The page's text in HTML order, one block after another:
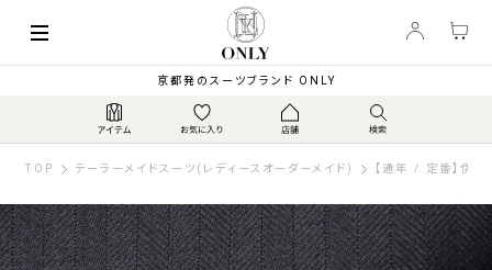
京都発のスーツブランド ONLY
TOP テーラーメイドスーツ(レディースオーダーメイド) 【通年 / 定番】伊